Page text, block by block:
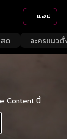
แอป
ด ละครแนวตั้
Content นี้